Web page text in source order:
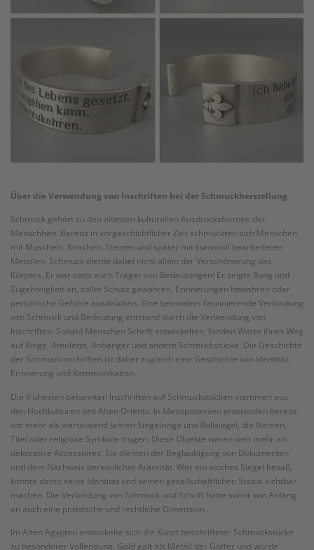
Über die Verwendung von Inschriften bei der Schmuckherstellung
Schmuck gehört zu den ältesten kulturellen Ausdrucksformen der
Menschheit. Bereits in vorgeschichtlicher Zeit schmückten sich Menschen
mit Muscheln, Knochen, Steinen und später mit kunstvoll bearbeiteten
Metallen. Schmuck diente dabei nicht allein der Verschönerung des
Körpers. Er war stets auch Träger von Bedeutungen: Er zeigte Rang und
Zugehörigkeit an, sollte Schutz gewähren, Erinnerungen bewahren oder
persönliche Gefühle ausdrücken. Eine besonders faszinierende Verbindung
von Schmuck und Bedeutung entstand durch die Verwendung von
Inschriften. Sobald Menschen Schrift entwickelten, fanden Worte ihren Weg
auf Ringe, Amulette, Anhänger und andere Schmuckstücke. Die Geschichte
der Schmuckinschriften ist daher zugleich eine Geschichte von Identität,
Erinnerung und Kommunikation.
Die frühesten bekannten Inschriften auf Schmuckstücken stammen aus
den Hochkulturen des Alten Orients. In Mesopotamien entstanden bereits
vor mehr als viertausend Jahren Siegelringe und Rollsiegel, die Namen,
Titel oder religiöse Symbole trugen. Diese Objekte waren weit mehr als
dekorative Accessoires. Sie dienten der Beglaubigung von Dokumenten
und dem Nachweis persönlicher Autorität. Wer ein solches Siegel besaß,
konnte damit seine Identität und seinen gesellschaftlichen Status sichtbar
machen. Die Verbindung von Schmuck und Schrift hatte somit von Anfang
an auch eine praktische und rechtliche Dimension.
Im Alten Ägypten entwickelte sich die Kunst beschrifteter Schmuckstücke
zu besonderer Vollendung. Gold galt als Metall der Götter und wurde